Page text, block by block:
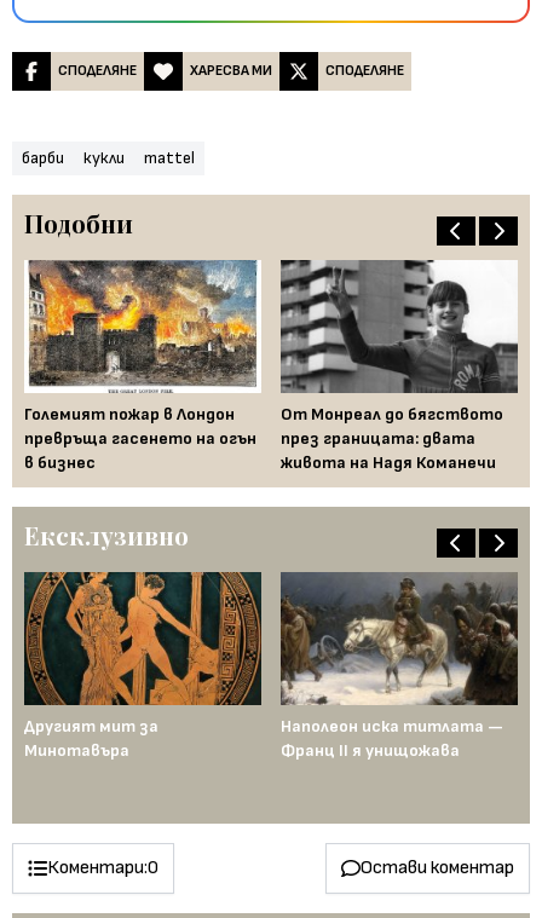
СПОДЕЛЯНЕ ХАРЕСВА МИ СПОДЕЛЯНЕ
барби кукли mattel
Подобни
Големият пожар в Лондон
превръща гасенето на огън
в бизнес
От Монреал до бягството
през границата: двата
живота на Надя Команечи
Ексклузивно
Другият мит за
Минотавъра
Наполеон иска титлата —
Франц II я унищожава
Коментари:0 Остави коментар